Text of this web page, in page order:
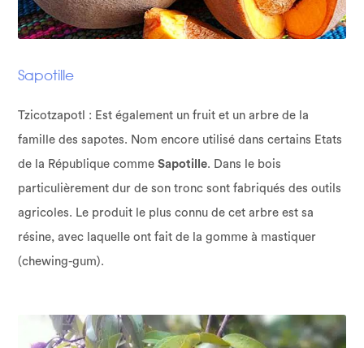
Sapotille
Tzicotzapotl : Est également un fruit et un arbre de la
famille des sapotes. Nom encore utilisé dans certains Etats
de la République commeSapotille. Dans le bois
particulièrement dur de son tronc sont fabriqués des outils
agricoles. Le produit le plus connu de cet arbre est sa
résine, avec laquelle ont fait de la gomme à mastiquer
(chewing-gum).